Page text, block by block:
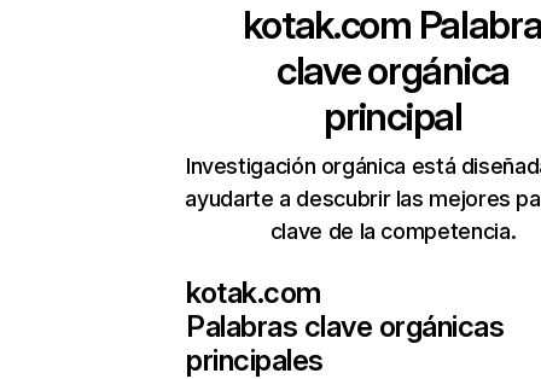
kotak.com
clave orgánica
principal
Investigación orgánica está
ayudarte a descubrir las mejores
clave de la competencia.
kotak.com
Palabras clave orgánicas
principales